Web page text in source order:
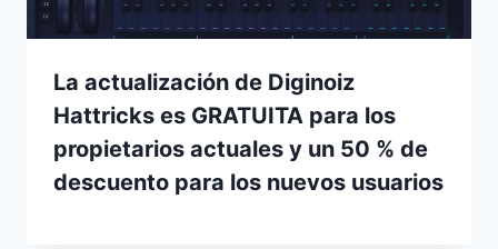
La actualización de Diginoiz
Hattricks es GRATUITA para los
propietarios actuales y un 50 % de
descuento para los nuevos usuarios